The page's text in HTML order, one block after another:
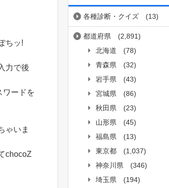
ちッ!
力で後
ワードを
ゃいま
chocoZ
各種診断・クイズ (13)
都道府県
(2,891)
北海道
(78)
青森県
(32)
岩手県
(43)
宮城県
(86)
秋田県
(23)
山形県
(45)
福島県
(13)
東京都
(1,037)
神奈川県
(346)
埼玉県
(194)